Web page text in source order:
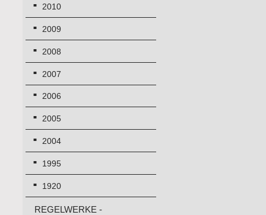
2010
2009
2008
2007
2006
2005
2004
1995
1920
REGELWERKE -